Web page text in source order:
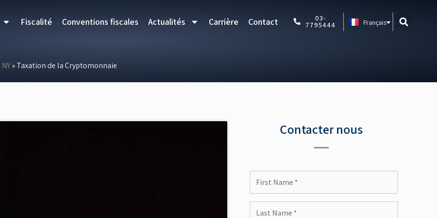
Fiscalité Conventions fiscales Actualités Carrière Contact 03-
7795444 Français
Português
NY»Taxation de la Cryptomonnaie
Contacter nous